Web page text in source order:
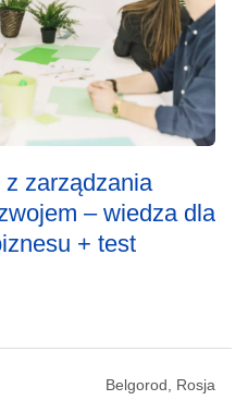
zarządzania
– wiedza dla
+ test
Belgorod, Rosja